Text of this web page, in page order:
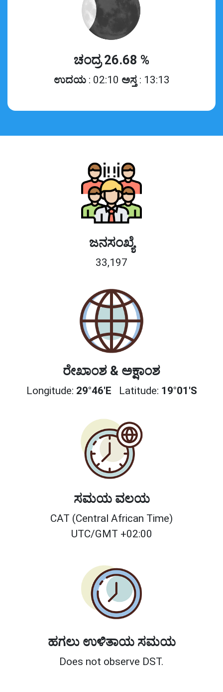
ಚಂದ್ರ 26.68 %
ಉದಯ : 02:10 ಅಸ್ತ : 13:13
ಜನಸಂಖ್ಯೆ
33,197
ರೇಖಾಂಶ & ಅಕ್ಷಾಂಶ
Longitude: 29°46'E Latitude: 19°01'S
ಸಮಯ ವಲಯ
CAT (Central African Time)
UTC/GMT +02:00
ಹಗಲು ಉಳಿತಾಯ ಸಮಯ
Does not observe DST.